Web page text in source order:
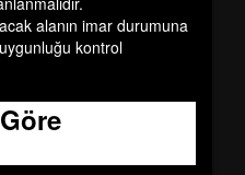
alanın imar durumuna
kontrol